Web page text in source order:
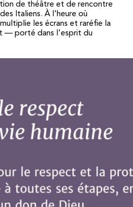
de théâtre et de rencontre
Italiens. À l'heure où
les écrans et raréfie la
— porté dans l'esprit du